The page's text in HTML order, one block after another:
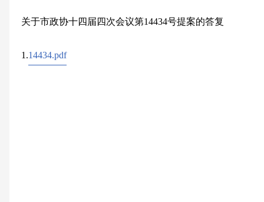
关于市政协十四届四次会议第14434号提案的答复
1.14434.pdf